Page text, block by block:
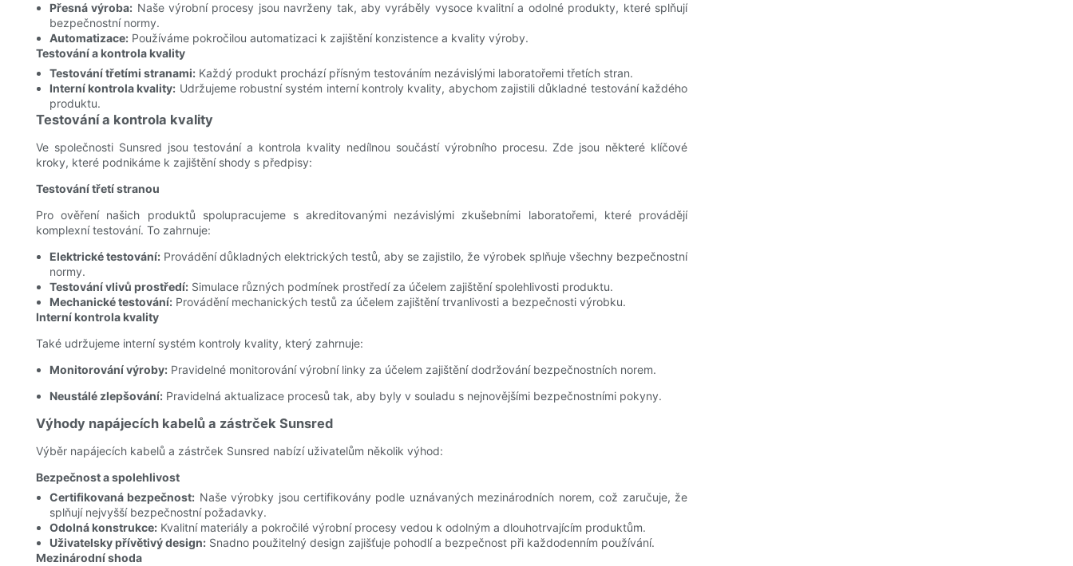
Přesná výroba: Naše výrobní procesy jsou navrženy tak, aby vyráběly vysoce kvalitní a odolné produkty, které splňují
bezpečnostní normy.
Automatizace:Používáme pokročilou automatizaci k zajištění konzistence a kvality výroby.
Testování a kontrola kvality
Testování třetími stranami:Každý produkt prochází přísným testováním nezávislými laboratořemi třetích stran.
Interní kontrola kvality: Udržujeme robustní systém interní kontroly kvality, abychom zajistili důkladné testování každého
produktu.
Testování a kontrola kvality
Ve společnosti Sunsred jsou testování a kontrola kvality nedílnou součástí výrobního procesu. Zde jsou některé klíčové
kroky, které podnikáme k zajištění shody s předpisy:
Testování třetí stranou
Pro ověření našich produktů spolupracujeme s akreditovanými nezávislými zkušebními laboratořemi, které provádějí
komplexní testování. To zahrnuje:
Elektrické testování:Provádění důkladných elektrických testů, aby se zajistilo, že výrobek splňuje všechny bezpečnostní
normy.
Testování vlivů prostředí:Simulace různých podmínek prostředí za účelem zajištění spolehlivosti produktu.
Mechanické testování:Provádění mechanických testů za účelem zajištění trvanlivosti a bezpečnosti výrobku.
Interní kontrola kvality
Také udržujeme interní systém kontroly kvality, který zahrnuje:
Monitorování výroby:Pravidelné monitorování výrobní linky za účelem zajištění dodržování bezpečnostních norem.
Neustálé zlepšování:Pravidelná aktualizace procesů tak, aby byly v souladu s nejnovějšími bezpečnostními pokyny.
Výhody napájecích kabelů a zástrček Sunsred
Výběr napájecích kabelů a zástrček Sunsred nabízí uživatelům několik výhod:
Bezpečnost a spolehlivost
Certifikovaná bezpečnost: Naše výrobky jsou certifikovány podle uznávaných mezinárodních norem, což zaručuje, že
splňují nejvyšší bezpečnostní požadavky.
Odolná konstrukce:Kvalitní materiály a pokročilé výrobní procesy vedou k odolným a dlouhotrvajícím produktům.
Uživatelsky přívětivý design:Snadno použitelný design zajišťuje pohodlí a bezpečnost při každodenním používání.
Mezinárodní shoda